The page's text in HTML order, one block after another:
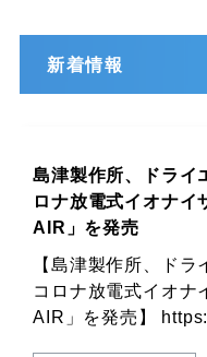
新着情報
島津製作所、ドライ
ロナ放電式イオナ
AIR」を発売
【島津製作所、ド
コロナ放電式イオナ
AIR」を発売】